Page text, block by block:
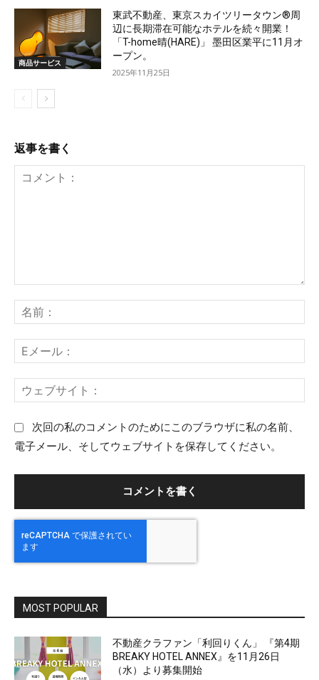
商品サービス
東武不動産、東京スカイツリータウン®周
辺に長期滞在可能なホテルを続々開業！
「T-home晴(HARE)」 墨田区業平に11月オ
ープン。
2025年11月25日
返事を書く
メ
ト
：
前
メ
ル
ェ
ト
次回の私のコメントのためにこのブラウザに私の名前、
電子メール、そしてウェブサイトを保存してください。
MOST POPULAR
不動産クラファン「利回りくん」 『第4期
BREAKY HOTEL ANNEX』を11月26日
（水）より募集開始